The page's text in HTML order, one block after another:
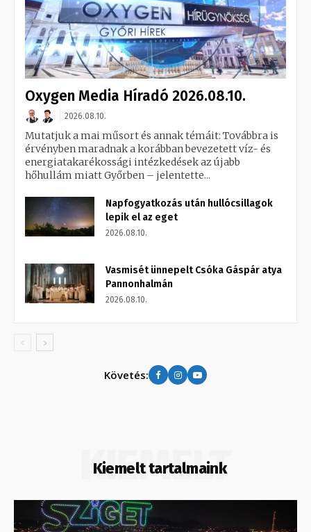
Oxygen Media Híradó 2026.08.10.
2026.08.10.
Mutatjuk a mai műsort és annak témáit: Továbbra is
érvényben maradnak a korábban bevezetett víz- és
energiatakarékossági intézkedések az újabb
hőhullám miatt Győrben – jelentette...
Napfogyatkozás után hullócsillagok
lepik el az eget
2026.08.10.
Vasmisét ünnepelt Csóka Gáspár atya
Pannonhalmán
2026.08.10.
Követés:
Kiemelt tartalmaink
KIEMELT